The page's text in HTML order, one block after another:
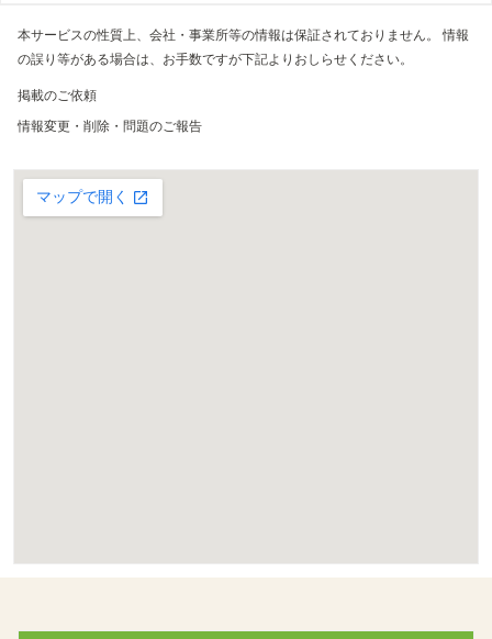
本サービスの性質上、会社・事業所等の情報は保証されておりません。 情報
の誤り等がある場合は、お手数ですが下記よりおしらせください。
掲載のご依頼
情報変更・削除・問題のご報告